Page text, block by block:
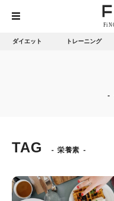
ダイエット トレーニング
TAG 栄養素